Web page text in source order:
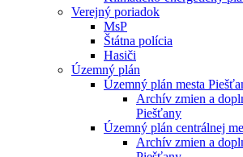
Verejný poriadok
MsP
Štátna polícia
Hasiči
Územný plán
Územný plán mesta
Archív zmien a
Piešťany
Územný plán centrálnej
Archív zmien a